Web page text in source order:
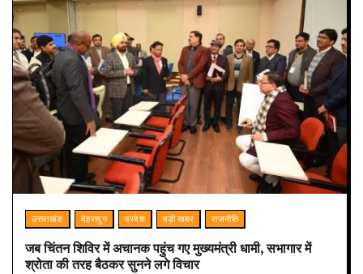
उत्तराखंड देहरादून प्रदेश बड़ी खबर राजनीति
जब चिंतन शिविर में अचानक पहुंच गए मुख्यमंत्री धामी, सभागार में
श्रोता की तरह बैठकर सुनने लगे विचार